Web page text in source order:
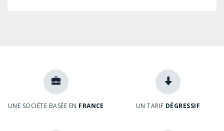
UNE SOCIÉTE BASÉE EN FRANCE UN TARIF DÉGRESSIF